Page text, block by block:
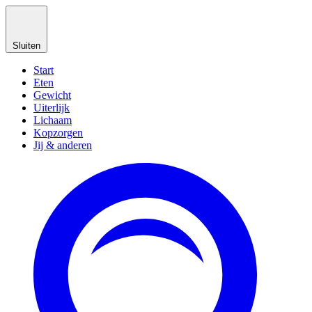
Sluiten
Start
Eten
Gewicht
Uiterlijk
Lichaam
Kopzorgen
Jij & anderen